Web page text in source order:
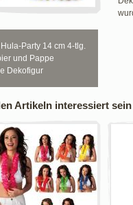
Party 14 cm 4-tlg.
und Pappe
Dekofigur
Artikeln interessiert sein